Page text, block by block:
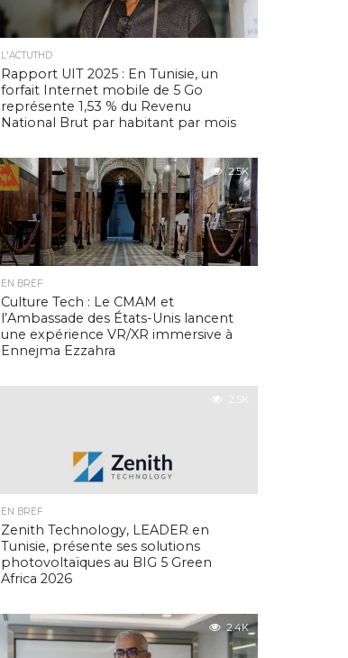
L'ACTUTHD
Rapport UIT 2025 : En Tunisie, un
forfait Internet mobile de 5 Go
représente 1,53 % du Revenu
National Brut par habitant par mois
2.5K
EN BREF
Culture Tech : Le CMAM et
l’Ambassade des États-Unis lancent
une expérience VR/XR immersive à
Ennejma Ezzahra
2.5K
EN BREF
Zenith Technology, LEADER en
Tunisie, présente ses solutions
photovoltaïques au BIG 5 Green
Africa 2026
2.4K